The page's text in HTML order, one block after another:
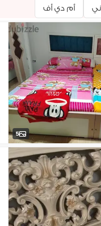
أم دي أف
5